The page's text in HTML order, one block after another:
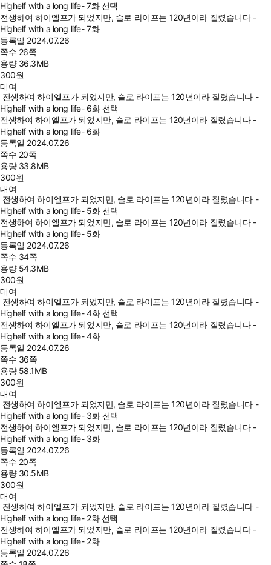
Highelf with a long life- 7화 선택
전생하여 하이엘프가 되었지만, 슬로 라이프는 120년이라 질렸습니다 -
Highelf with a long life- 7화
등록일 2024.07.26
쪽수 26쪽
용량 36.3MB
300원
대여
전생하여 하이엘프가 되었지만, 슬로 라이프는 120년이라 질렸습니다 -
Highelf with a long life- 6화 선택
전생하여 하이엘프가 되었지만, 슬로 라이프는 120년이라 질렸습니다 -
Highelf with a long life- 6화
등록일 2024.07.26
쪽수 20쪽
용량 33.8MB
300원
대여
전생하여 하이엘프가 되었지만, 슬로 라이프는 120년이라 질렸습니다 -
Highelf with a long life- 5화 선택
전생하여 하이엘프가 되었지만, 슬로 라이프는 120년이라 질렸습니다 -
Highelf with a long life- 5화
등록일 2024.07.26
쪽수 34쪽
용량 54.3MB
300원
대여
전생하여 하이엘프가 되었지만, 슬로 라이프는 120년이라 질렸습니다 -
Highelf with a long life- 4화 선택
전생하여 하이엘프가 되었지만, 슬로 라이프는 120년이라 질렸습니다 -
Highelf with a long life- 4화
등록일 2024.07.26
쪽수 36쪽
용량 58.1MB
300원
대여
전생하여 하이엘프가 되었지만, 슬로 라이프는 120년이라 질렸습니다 -
Highelf with a long life- 3화 선택
전생하여 하이엘프가 되었지만, 슬로 라이프는 120년이라 질렸습니다 -
Highelf with a long life- 3화
등록일 2024.07.26
쪽수 20쪽
용량 30.5MB
300원
대여
전생하여 하이엘프가 되었지만, 슬로 라이프는 120년이라 질렸습니다 -
Highelf with a long life- 2화 선택
전생하여 하이엘프가 되었지만, 슬로 라이프는 120년이라 질렸습니다 -
Highelf with a long life- 2화
등록일 2024.07.26